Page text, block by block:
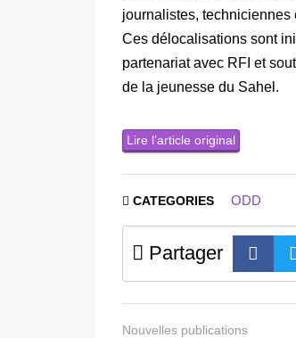
journalistes,
Ces délocalisations sont
partenariat avec RFI et
de la jeunesse du Sahel.
Lire l’article original
CATEGORIES ODD
Partager
Nouvelles publications